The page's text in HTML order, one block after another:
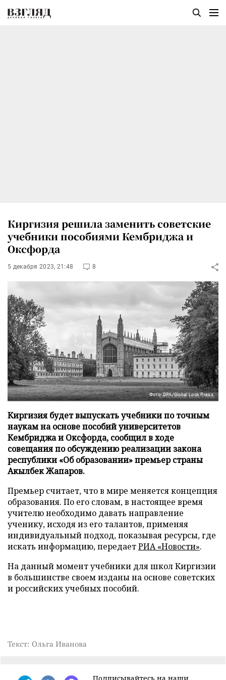
Киргизия решила заменить советские
учебники пособиями Кембриджа и
Оксфорда
5 декабря 2023, 21:48 8
Фото: DPA/Global Look Press
Киргизия будет выпускать учебники по точным
наукам на основе пособий университетов
Кембриджа и Оксфорда, сообщил в ходе
совещания по обсуждению реализации закона
республики «Об образовании» премьер страны
Акылбек Жапаров.
Премьер считает, что в мире меняется концепция
образования. По его словам, в настоящее время
учителю необходимо давать направление
ученику, исходя из его талантов, применяя
индивидуальный подход, показывая ресурсы, где
искать информацию, передаетРИА «Новости».
На данный момент учебники для школ Киргизии
в большинстве своем изданы на основе советских
и российских учебных пособий.
Текст: Ольга Иванова